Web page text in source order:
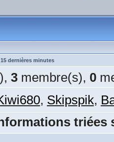
dernières minutes
3membre(s), 0
, Skipspik,
triées